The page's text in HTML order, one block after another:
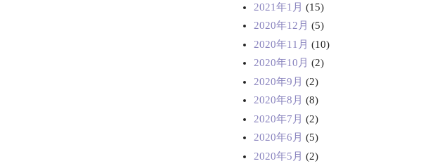
2021年1月 (15)
2020年12月 (5)
2020年11月 (10)
2020年10月 (2)
2020年9月 (2)
2020年8月 (8)
2020年7月 (2)
2020年6月 (5)
2020年5月 (2)